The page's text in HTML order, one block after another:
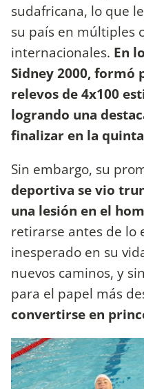
sudafricana, lo que
su país en múltiples
internacionales. En
Sidney 2000, formó
relevos de 4x100
logrando una
finalizar en la
Sin embargo, su
deportiva se vio
una lesión en el
retirarse antes de lo
inesperado en su
nuevos caminos, y
para el papel más
convertirse en